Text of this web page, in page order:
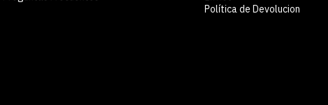
Política de Devolucion